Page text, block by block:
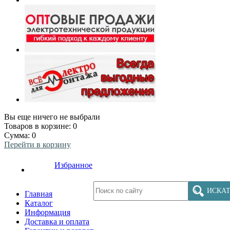
Вы еще ничего не выбрали
Товаров в корзине: 0
Сумма: 0
Перейти в корзину
Избранное
Главная
Каталог
Информация
Доставка и оплата